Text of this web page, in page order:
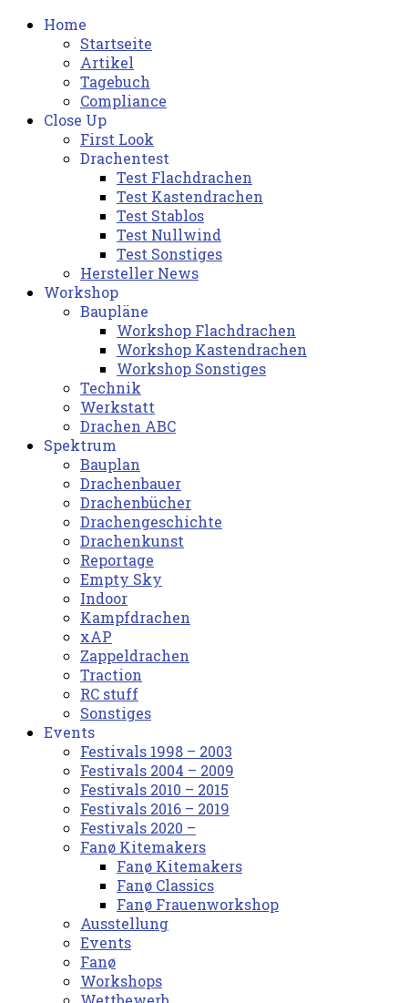
Home
Startseite
Artikel
Tagebuch
Compliance
Close Up
First Look
Drachentest
Test Flachdrachen
Test Kastendrachen
Test Stablos
Test Nullwind
Test Sonstiges
Hersteller News
Workshop
Baupläne
Workshop Flachdrachen
Workshop Kastendrachen
Workshop Sonstiges
Technik
Werkstatt
Drachen ABC
Spektrum
Bauplan
Drachenbauer
Drachenbücher
Drachengeschichte
Drachenkunst
Reportage
Empty Sky
Indoor
Kampfdrachen
xAP
Zappeldrachen
Traction
RC stuff
Sonstiges
Events
Festivals 1998 – 2003
Festivals 2004 – 2009
Festivals 2010 – 2015
Festivals 2016 – 2019
Festivals 2020 –
Fanø Kitemakers
Fanø Kitemakers
Fanø Classics
Fanø Frauenworkshop
Ausstellung
Events
Fanø
Workshops